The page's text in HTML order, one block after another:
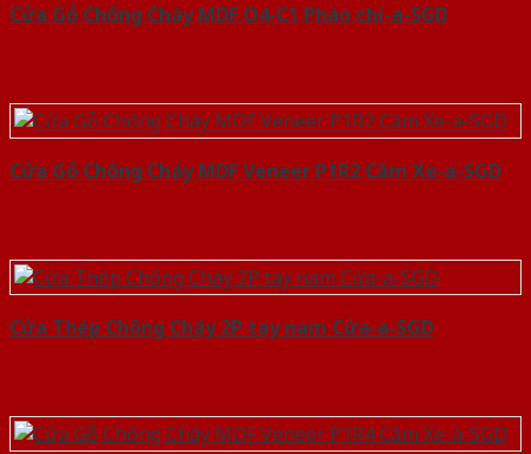
Cửa Gỗ Chống Cháy MDF O4-C1 Phào chi-a-SGD
Cửa Gỗ Chống Cháy MDF Veneer P1R2 Căm Xe-a-SGD
Cửa Thép Chống Cháy 2P tay nam Cửa-a-SGD